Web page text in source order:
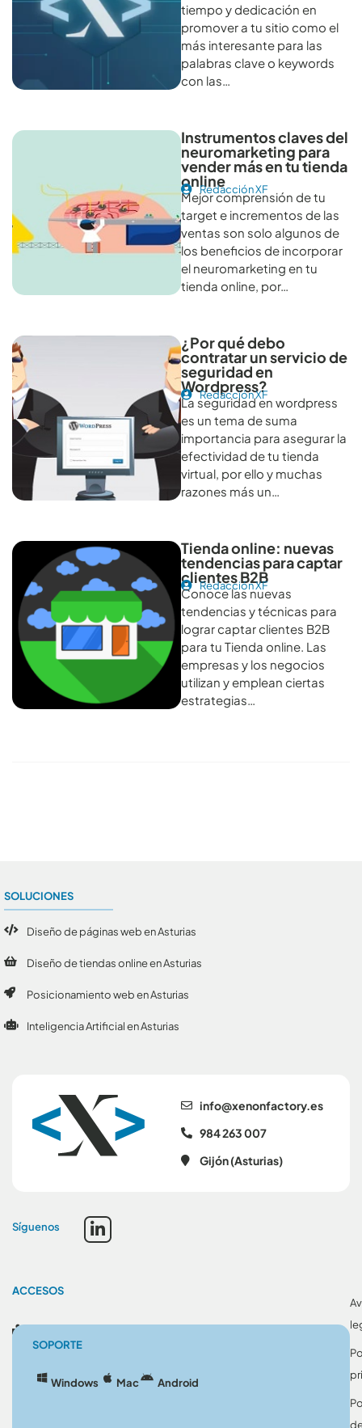
tiempo y dedicación en
promover a tu sitio como el
más interesante para las
palabras clave o keywords
con las…
Instrumentos claves del
neuromarketing para
vender más en tu tienda
online
Redacción XF
Mejor comprensión de tu
target e incrementos de las
ventas son solo algunos de
los beneficios de incorporar
el neuromarketing en tu
tienda online, por…
¿Por qué debo
contratar un servicio de
seguridad en
Wordpress?
Redacción XF
La seguridad en wordpress
es un tema de suma
importancia para asegurar la
efectividad de tu tienda
virtual, por ello y muchas
razones más un…
Tienda online: nuevas
tendencias para captar
clientes B2B
Redacción XF
Conoce las nuevas
tendencias y técnicas para
lograr captar clientes B2B
para tu Tienda online. Las
empresas y los negocios
utilizan y emplean ciertas
estrategias…
se.yrotcafnonex@ofni
984 263 007
Gijón (Asturias)
Síguenos
SOLUCIONES
Diseño de páginas web en Asturias
Diseño de tiendas online en Asturias
Posicionamiento web en Asturias
Inteligencia Artificial en Asturias
ACCESOS
SOPORTE
Windows Mac Android